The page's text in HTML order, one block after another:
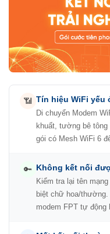
📶 Tín hiệu WiFi yếu
Di chuyển Modem
khuất, tường bê tông
gói có Mesh WiFi 6
🔑 Không kết nối
Kiểm tra lại tên
biệt chữ hoa/thường.
modem FPT tự động